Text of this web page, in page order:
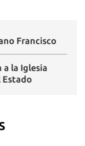
Francisco
a la Iglesia
Estado